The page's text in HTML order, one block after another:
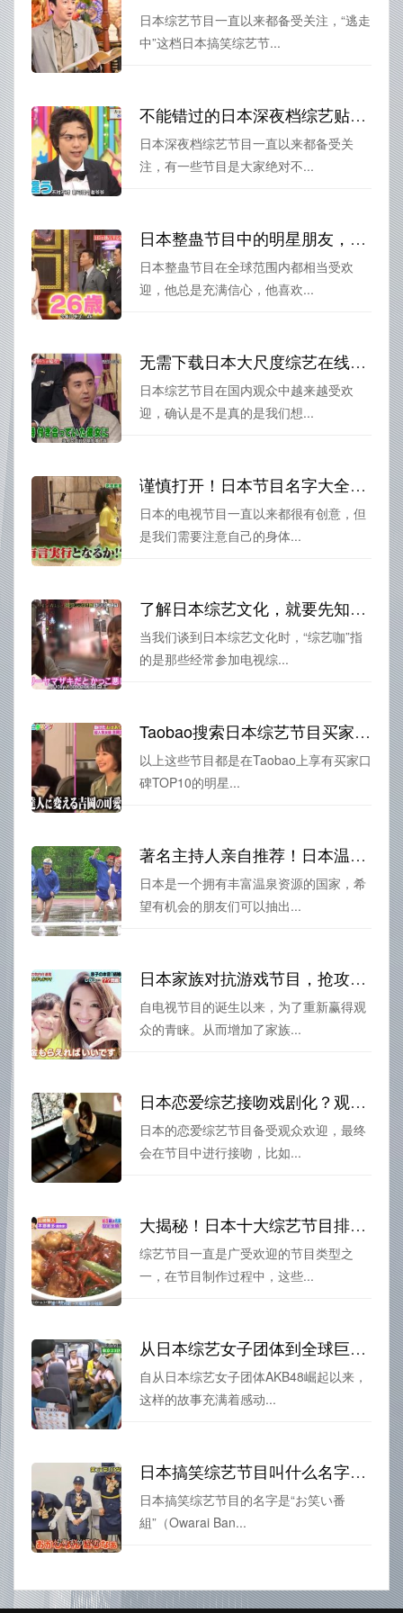
日本综艺节目一直以来都备受关注，“逃走
中”这档日本搞笑综艺节...
不能错过的日本深夜档综艺贴吧节目推荐，适合大众观看。
日本深夜档综艺节目一直以来都备受关
注，有一些节目是大家绝对不...
日本整蛊节目中的明星朋友，你知道他们最喜欢干什么吗？
日本整蛊节目在全球范围内都相当受欢
迎，他总是充满信心，他喜欢...
无需下载日本大尺度综艺在线观看，免费观看秘籍大揭秘
日本综艺节目在国内观众中越来越受欢
迎，确认是不是真的是我们想...
谨慎打开！日本节目名字大全集太过诱人直接上瘾~
日本的电视节目一直以来都很有创意，但
是我们需要注意自己的身体...
了解日本综艺文化，就要先知道“综艺咖”的必修课
当我们谈到日本综艺文化时，“综艺咖”指
的是那些经常参加电视综...
Taobao搜索日本综艺节目买家口碑TOP10，看看谁家明星最受欢迎？
以上这些节目都是在Taobao上享有买家口
碑TOP10的明星...
著名主持人亲自推荐！日本温泉节目哗哩哗哩视频，一览最美温泉景点
日本是一个拥有丰富温泉资源的国家，希
望有机会的朋友们可以抽出...
日本家族对抗游戏节目，抢攻节目单的节目之王
自电视节目的诞生以来，为了重新赢得观
众的青睐。从而增加了家族...
日本恋爱综艺接吻戏剧化？观众喜欢为什么？
日本的恋爱综艺节目备受观众欢迎，最终
会在节目中进行接吻，比如...
大揭秘！日本十大综艺节目排名榜后台花絮曝光
综艺节目一直是广受欢迎的节目类型之
一，在节目制作过程中，这些...
从日本综艺女子团体到全球巨星，她们的青春故事令人感动
自从日本综艺女子团体AKB48崛起以来，
这样的故事充满着感动...
日本搞笑综艺节目叫什么名字啊，这个答案你一定要了解
日本搞笑综艺节目的名字是“お笑い番
組”（Owarai Ban...